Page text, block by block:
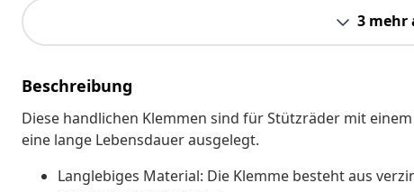
3 mehr
Beschreibung
Diese handlichen Klemmen sind für Stützräder mit
eine lange Lebensdauer ausgelegt.
Langlebiges Material: Die Klemme besteht aus